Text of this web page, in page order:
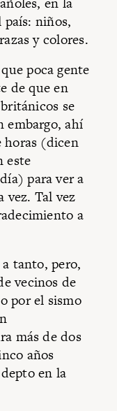
niños,
y colores.
poca gente
de que en
se
embargo, ahí
horas (dicen
este
para ver a
Tal vez
a
tanto, pero,
vecinos de
por el sismo
más de dos
años
en la